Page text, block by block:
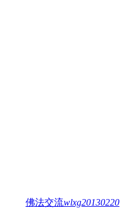
佛法交流wlxg20130220